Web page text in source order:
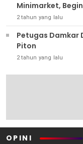
Minimarket,
2 tahun yang lalu
Petugas Damkar
Piton
2 tahun yang lalu
OPINI